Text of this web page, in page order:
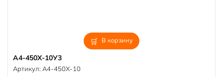
В корзину
А4-450Х-10У3
Артикул: А4-450Х-10